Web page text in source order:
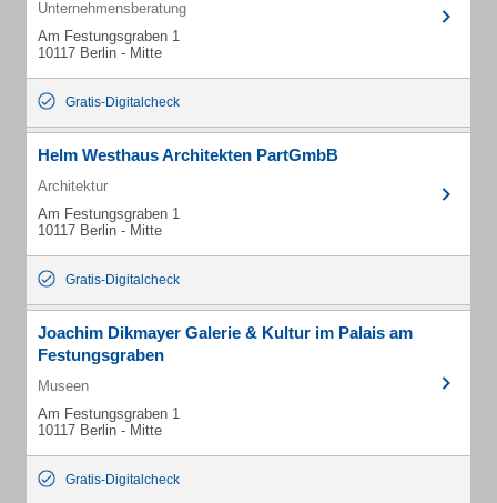
Unternehmensberatung
Am Festungsgraben 1
10117 Berlin - Mitte
Gratis-Digitalcheck
Helm Westhaus Architekten PartGmbB
Architektur
Am Festungsgraben 1
10117 Berlin - Mitte
Gratis-Digitalcheck
Joachim Dikmayer Galerie & Kultur im Palais am
Festungsgraben
Museen
Am Festungsgraben 1
10117 Berlin - Mitte
Gratis-Digitalcheck